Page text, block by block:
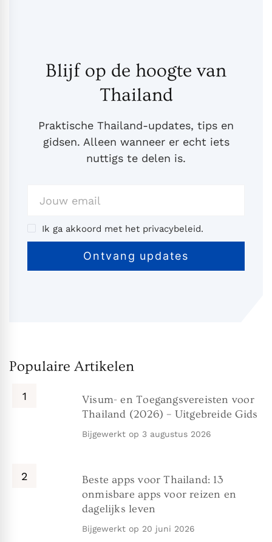
Blijf op de hoogte van
Thailand
Praktische Thailand-updates, tips en
gidsen. Alleen wanneer er echt iets
nuttigs te delen is.
Ik ga akkoord met het privacybeleid.
Populaire Artikelen
Visum- en Toegangsvereisten voor
Thailand (2026) – Uitgebreide Gids
Bijgewerkt op 3 augustus 2026
Beste apps voor Thailand: 13
onmisbare apps voor reizen en
dagelijks leven
Bijgewerkt op 20 juni 2026